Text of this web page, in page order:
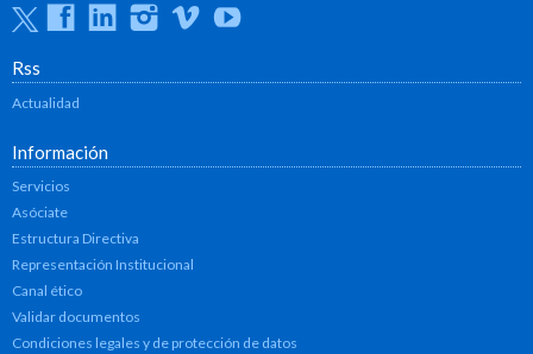
TwitterFacebookLinkedinInstagram
Vimeo
Rss
Actualidad
Información
Servicios
Asóciate
Estructura Directiva
Representación Institucional
Canal ético
Validar documentos
Condiciones legales y de protección de datos